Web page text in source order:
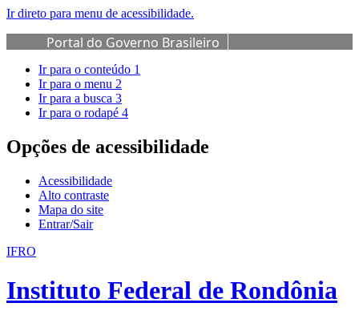
Ir direto para menu de acessibilidade.
Portal do Governo Brasileiro
Ir para o conteúdo 1
Ir para o menu 2
Ir para a busca 3
Ir para o rodapé 4
Opções de acessibilidade
Acessibilidade
Alto contraste
Mapa do site
Entrar/Sair
IFRO
Instituto Federal de Rondônia